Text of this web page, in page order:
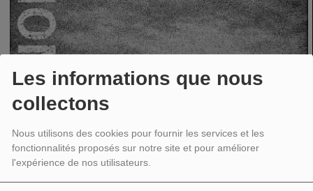
Les informations que nous
collectons
Nous utilisons des cookies pour fournir les services et les
fonctionnalités proposés sur notre site et pour améliorer
l'expérience de nos utilisateurs.